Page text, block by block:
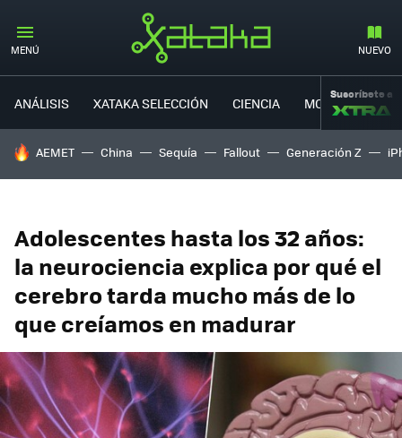
MENÚ NUEVO
ANÁLISIS XATAKA SELECCIÓN CIENCIA MOVILIDAD
Suscríbete a
HOY SE HABLA DE
AEMET China Sequía Fallout Generación Z
Adolescentes hasta los 32 años:
la neurociencia explica por qué el
cerebro tarda mucho más de lo
que creíamos en madurar